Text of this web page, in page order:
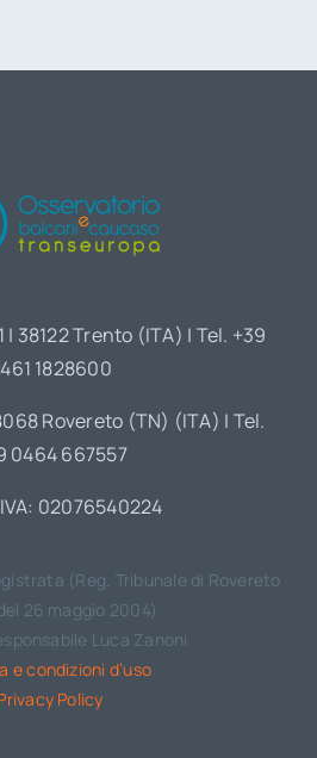
| 38122 Trento (ITA) | Tel. +39
1828600
Rovereto (TN) (ITA) | Tel.
0464 667557
02076540224
(Reg. Tribunale di Rovereto
26 maggio 2004)
Luca Zanoni
e condizioni d’uso
Policy